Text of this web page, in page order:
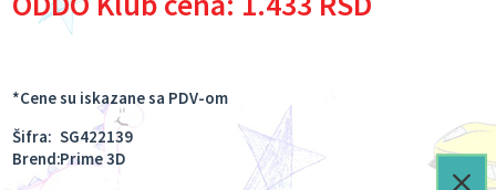
*Cene su iskazane sa PDV-om
Šifra: SG422139
Brend:Prime 3D